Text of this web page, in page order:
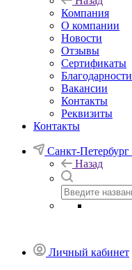
Компания
О компании
Новости
Отзывы
Сертификаты
Благодарности
Вакансии
Контакты
Реквизиты
Контакты
Санкт-Петербург
Назад
Личный кабинет